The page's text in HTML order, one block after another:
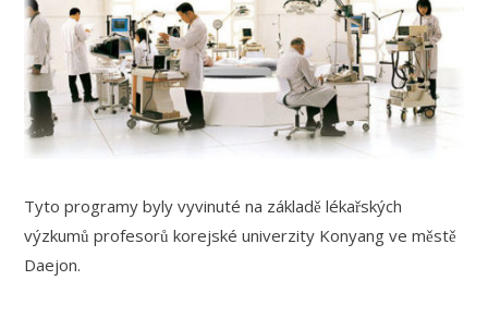
Tyto programy byly vyvinuté na základě lékařských
výzkumů profesorů korejské univerzity Konyang ve městě
Daejon.